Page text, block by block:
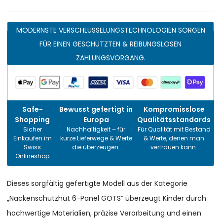
MODERNSTE VERSCHLÜSSELUNGSTECHNOLOGIEN SORGEN
FÜR EINEN GESCHÜTZTEN & REIBUNGSLOSEN
ZAHLUNGSVORGANG.
Safe-
Shopping
Sicher
Einkaufen im
Swiss
Onlineshop
Bewusst gefertigt in
Europa
Nachhaltigkeit – für
kurze Lieferwege & Werte
die überzeugen.
Kompromisslose
Qualitätsstandards
Für Qualität mit Bestand
& Werte, denen man
vertrauen kann.
Dieses sorgfältig gefertigte Modell aus der Kategorie
„Nackenschutzhut 6-Panel GOTS“ überzeugt Kinder durch
hochwertige Materialien, präzise Verarbeitung und einen